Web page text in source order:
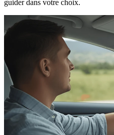
guider dans votre choix.